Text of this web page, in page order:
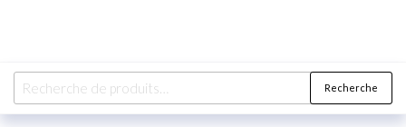
Recherche